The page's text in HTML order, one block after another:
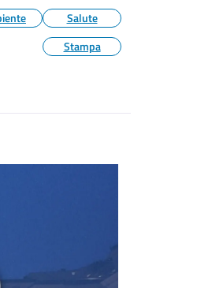
Salute
Stampa